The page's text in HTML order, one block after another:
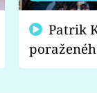
fanoušci